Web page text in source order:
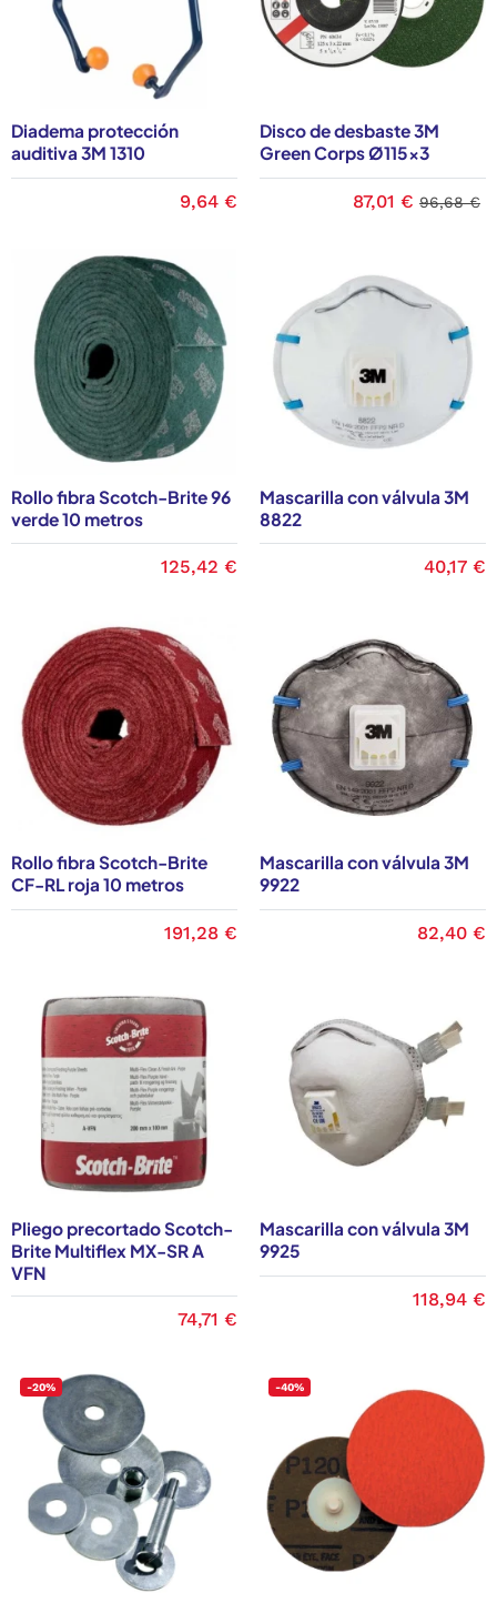
Diadema protección
auditiva 3M 1310
9,64 €
Disco de desbaste 3M
Green Corps Ø115x3
87,01 € 96,68 €
Rollo fibra Scotch-Brite 96
verde 10 metros
125,42 €
Mascarilla con válvula 3M
8822
40,17 €
Rollo fibra Scotch-Brite
CF-RL roja 10 metros
191,28 €
Mascarilla con válvula 3M
9922
82,40 €
Pliego precortado Scotch-
Brite Multiflex MX-SR A
VFN
74,71 €
Mascarilla con válvula 3M
9925
118,94 €
-20% -40%